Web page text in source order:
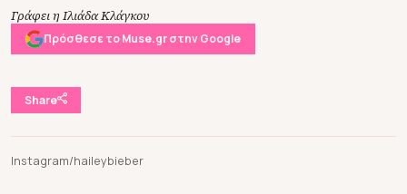
Γράφει η Ιλιάδα Κλάγκου
Πρόσθεσε το Muse.gr στην Google
Share
Instagram/haileybieber